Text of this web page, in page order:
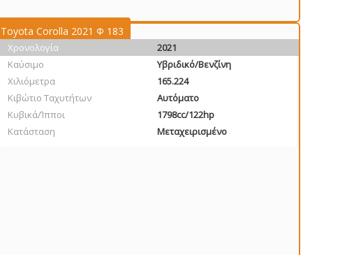
Toyota Corolla 2021 Φ 183
Χρονολογία
2021
Καύσιμο
Υβριδικό/Βενζίνη
Χιλιόμετρα
165.224
Κιβώτιο Ταχυτήτων
Αυτόματο
Κυβικά/Ίπποι
1798cc/122hp
Κατάσταση
Μεταχειρισμένο